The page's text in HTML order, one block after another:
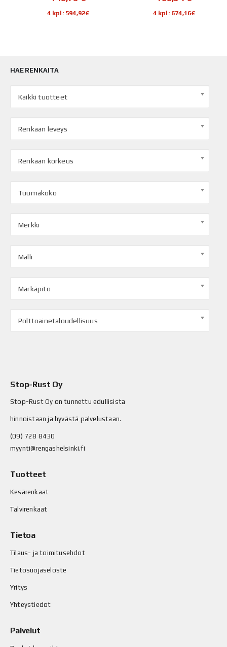
4 kpl: 594,92€ 4 kpl: 674,16€
HAE RENKAITA
Kaikki tuotteet
Renkaan leveys
Renkaan korkeus
Tuumakoko
Merkki
Malli
Märkäpito
Polttoainetaloudellisuus
Stop-Rust Oy
Stop-Rust Oy on tunnettu edullisista
hinnoistaan ja hyvästä palvelustaan.
(09) 728 8430
myynti@rengashelsinki.fi
Tuotteet
Kesärenkaat
Talvirenkaat
Tietoa
Tilaus- ja toimitusehdot
Tietosuojaseloste
Yritys
Yhteystiedot
Palvelut